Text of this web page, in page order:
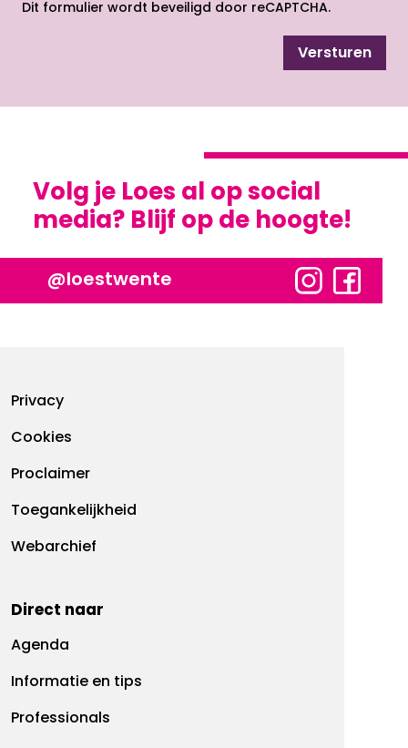
Dit formulier wordt beveiligd door reCAPTCHA.
Versturen
Volg je Loes al op social
media? Blijf op de hoogte!
@loestwente
Footermenu
Privacy
Cookies
Proclaimer
Toegankelijkheid
Webarchief
Direct naar
Agenda
Informatie en tips
Professionals